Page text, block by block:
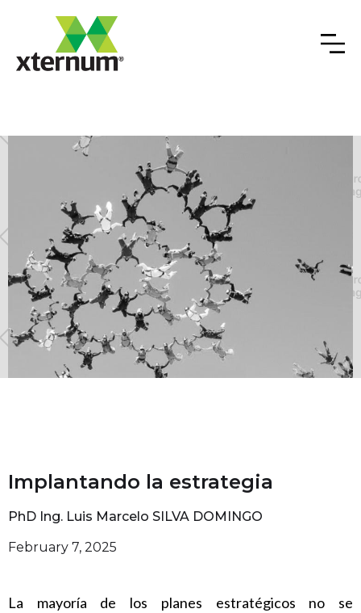
Implantando la estrategia
PhD Ing. Luis Marcelo SILVA DOMINGO
February 7, 2025
La mayoría de los planes estratégicos no se